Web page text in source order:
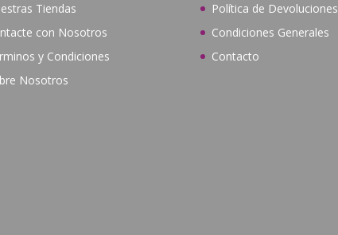
Tiendas
con Nosotros
y Condiciones
Nosotros
Política de Devoluciones
Condiciones Generales
Contacto